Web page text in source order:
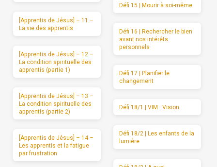
[Apprentis de Jésus] – 11 –
La vie des apprentis
[Apprentis de Jésus] – 12 –
La condition spirituelle des
apprentis (partie 1)
[Apprentis de Jésus] – 13 –
La condition spirituelle des
apprentis (partie 2)
[Apprentis de Jésus] – 14 –
Les apprentis et la fatigue
par frustration
Défi 15 | Mourir à soi-même
Défi 16 | Rechercher le bien
avant nos intérêts
personnels
Défi 17 | Planifier le
changement
Défi 18/1 | VIM : Vision
Défi 18/2 | Les enfants de la
lumière